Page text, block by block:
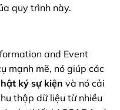
quy trình này.
and Event
mạnh mẽ, nó giúp các
ký sự kiện và nó cải
thập dữ liệu từ nhiều